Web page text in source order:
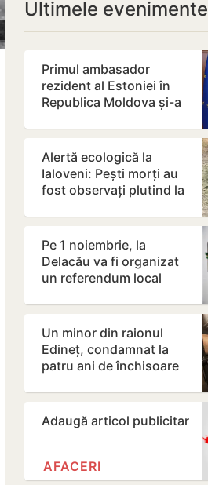
Ultimele evenimente
Primul ambasador
rezident al Estoniei în
Republica Moldova și-a
scrisorilor de…
Alertă ecologică la
Ialoveni: Pești morți au
fost observați plutind la
Dănceni
Pe 1 noiembrie, la
Delacău va fi organizat
un referendum local
resurselor…
Un minor din raionul
Edineț, condamnat la
patru ani de închisoare
drogurilor
Adaugă articol publicitar
AFACERI